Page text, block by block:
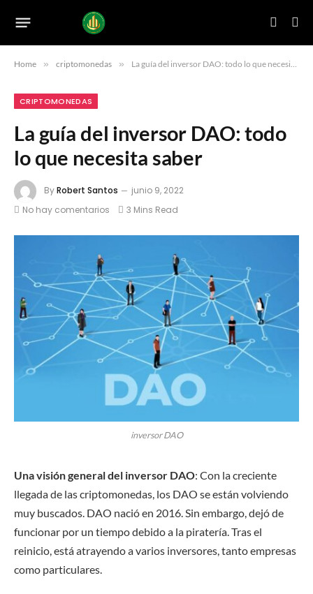
Home » criptomonedas » La guía del inversor DAO: todo lo que necesita saber
CRIPTOMONEDAS
La guía del inversor DAO: todo
lo que necesita saber
ByRobert Santos
junio 9, 2022
No hay comentarios
3 Mins Read
inversor DAO
Una visión general del inversor DAO: Con la creciente
llegada de las criptomonedas, los DAO se están volviendo
muy buscados. DAO nació en 2016. Sin embargo, dejó de
funcionar por un tiempo debido a la piratería. Tras el
reinicio, está atrayendo a varios inversores, tanto empresas
como particulares.